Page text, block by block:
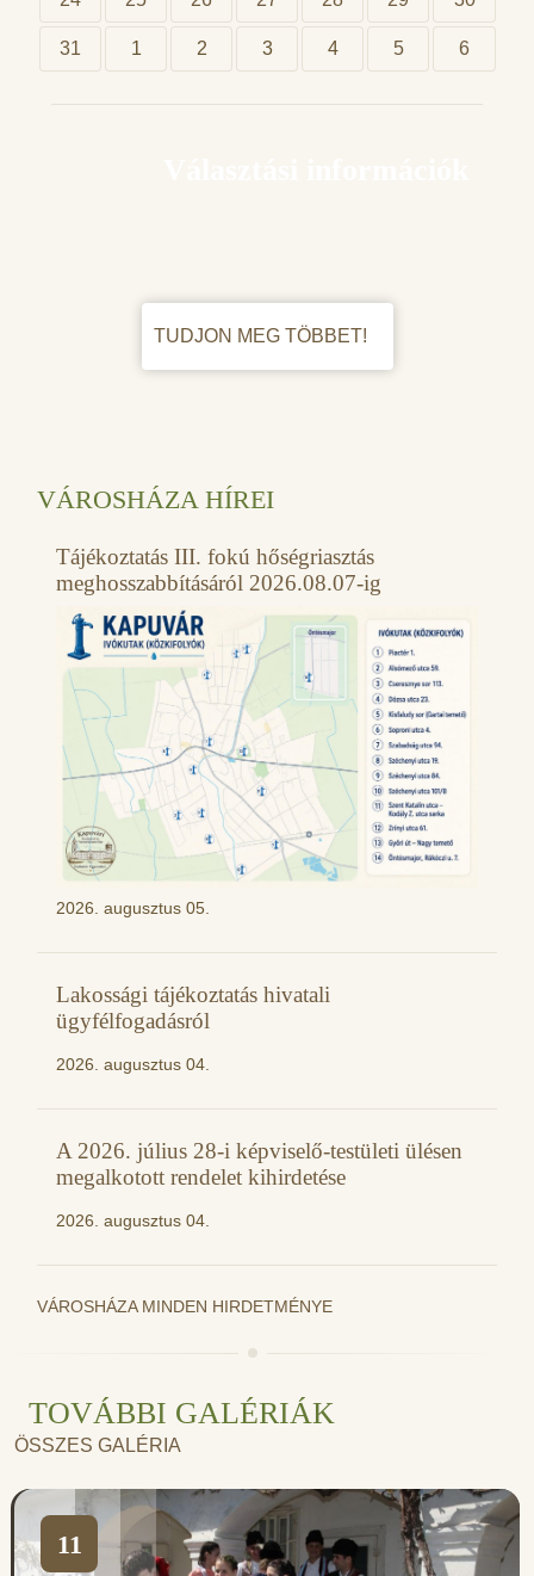
31 1 2 3 4 5 6
TUDJON MEG TÖBBET!
VÁROSHÁZA HÍREI
Tájékoztatás III. fokú hőségriasztás
meghosszabbításáról 2026.08.07-ig
2026. augusztus 05.
Lakossági tájékoztatás hivatali
ügyfélfogadásról
2026. augusztus 04.
A 2026. július 28-i képviselő-testületi ülésen
megalkotott rendelet kihirdetése
2026. augusztus 04.
VÁROSHÁZA MINDEN HIRDETMÉNYE
TOVÁBBI GALÉRIÁK
ÖSSZES GALÉRIA
11